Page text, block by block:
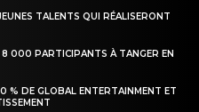
TALENTS QUI RÉALISERONT
8 000 PARTICIPANTS À TANGER EN
% DE GLOBAL ENTERTAINMENT ET